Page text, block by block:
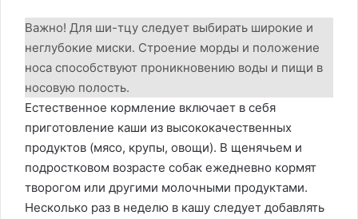
Важно! Для ши-тцу следует выбирать широкие и
неглубокие миски. Строение морды и положение
носа способствуют проникновению воды и пищи в
носовую полость.
Естественное кормление включает в себя
приготовление каши из высококачественных
продуктов (мясо, крупы, овощи). В щенячьем и
подростковом возрасте собак ежедневно кормят
творогом или другими молочными продуктами.
Несколько раз в неделю в кашу следует добавлять